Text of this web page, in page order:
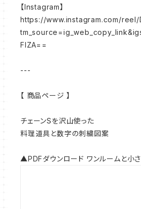
【Instagram】
https://www.instagram.com/reel/
FlZA==
---
【 商品ページ 】
チェーンSを沢山使った
料理道具と数字の刺繍図案
▲PDFダウンロード ワンルームと小